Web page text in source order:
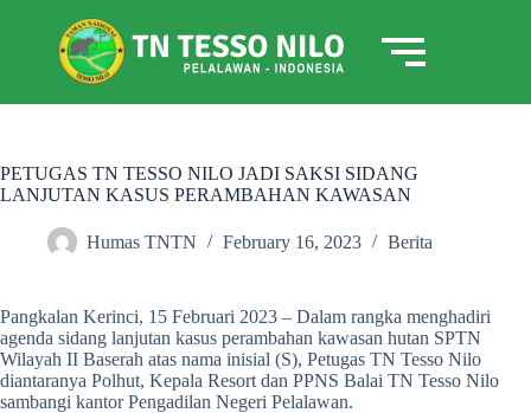
PETUGAS TN TESSO NILO JADI SAKSI SIDANG
LANJUTAN KASUS PERAMBAHAN KAWASAN
Humas TNTN February 16, 2023 Berita
Pangkalan Kerinci, 15 Februari 2023 – Dalam rangka menghadiri
agenda sidang lanjutan kasus perambahan kawasan hutan SPTN
Wilayah II Baserah atas nama inisial (S), Petugas TN Tesso Nilo
diantaranya Polhut, Kepala Resort dan PPNS Balai TN Tesso Nilo
sambangi kantor Pengadilan Negeri Pelalawan.